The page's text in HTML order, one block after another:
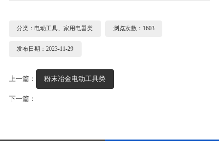
分类：电动工具、家用电器类 浏览次数：1603
发布日期：2023-11-29
上一篇： 粉末冶金电动工具类
下一篇：